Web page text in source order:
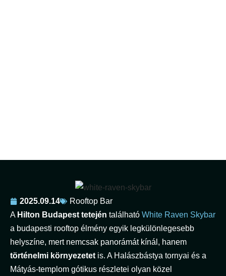
2025.09.14
Rooftop Bar
A Hilton Budapest tetején található White Raven Skybar
a budapesti rooftop élmény egyik legkülönlegesebb
helyszíne, mert nemcsak panorámát kínál, hanem
történelmi környezetet is. A Halászbástya tornyai és a
Mátyás-templom gótikus részletei olyan közel